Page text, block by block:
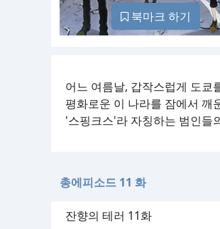
북마크 하기
어느 여름날, 갑작스럽게 도쿄
평화로운 이 나라를 잠에서 깨
'스핑크스'라 자칭하는 범인들
총에피소드 11 화
잔향의 테러 11화